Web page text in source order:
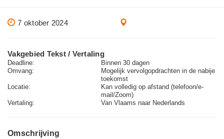
7 oktober 2024
Vakgebied Tekst / Vertaling
Deadline:
Binnen 30 dagen
Omvang:
Mogelijk vervolgopdrachten in de nabije
toekomst
Locatie:
Kan volledig op afstand (telefoon/e-
mail/Zoom)
Vertaling:
Van Vlaams naar Nederlands
Omschrijving